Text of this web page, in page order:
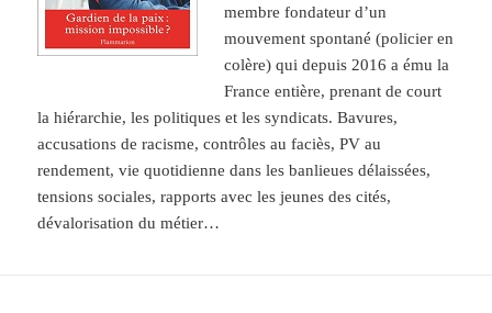
membre fondateur d’un
mouvement spontané (policier en
colère) qui depuis 2016 a ému la
France entière, prenant de court
la hiérarchie, les politiques et les syndicats. Bavures,
accusations de racisme, contrôles au faciès, PV au
rendement, vie quotidienne dans les banlieues délaissées,
tensions sociales, rapports avec les jeunes des cités,
dévalorisation du métier…